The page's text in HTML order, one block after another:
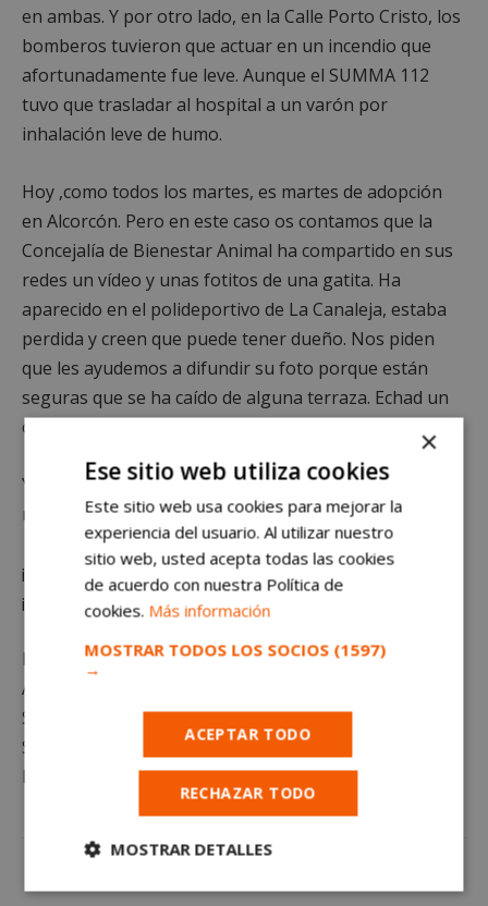
en ambas. Y por otro lado, en la Calle Porto Cristo, los
bomberos tuvieron que actuar en un incendio que
afortunadamente fue leve. Aunque el SUMMA 112
tuvo que trasladar al hospital a un varón por
inhalación leve de humo.
Hoy ,como todos los martes, es martes de adopción
en Alcorcón. Pero en este caso os contamos que la
Concejalía de Bienestar Animal ha compartido en sus
redes un vídeo y unas fotitos de una gatita. Ha
aparecido en el polideportivo de La Canaleja, estaba
perdida y creen que puede tener dueño. Nos piden
que les ayudemos a difundir su foto porque están
seguras que se ha caído de alguna terraza. Echad un
ojo en twitter en ALCORCONBANIMAL.
Y por supuesto te contamos el tiempo de hoy y de
mañana miércoles.
¡GRACIAS POR ESCUCHARNOS, FAMILIA ALFARERA!
¡Gracias por vuestra fidelidad! ¡Os queremos!
Locutor y redactor: Víctor R. Alfaro Voz de indicativos:
Alicia Puente
Sintonía informativos · Podcast Envato
Sintonía previsión meteorológica · Ambient corporate
Fotografía: AVV SURAL
×
Ese sitio web utiliza cookies
Este sitio web usa cookies para mejorar la
experiencia del usuario. Al utilizar nuestro
sitio web, usted acepta todas las cookies
de acuerdo con nuestra Política de
cookies. Más información
MOSTRAR TODOS LOS SOCIOS (1597)
→
ACEPTAR TODO
RECHAZAR TODO
MOSTRAR DETALLES
Cookies
Cookies de